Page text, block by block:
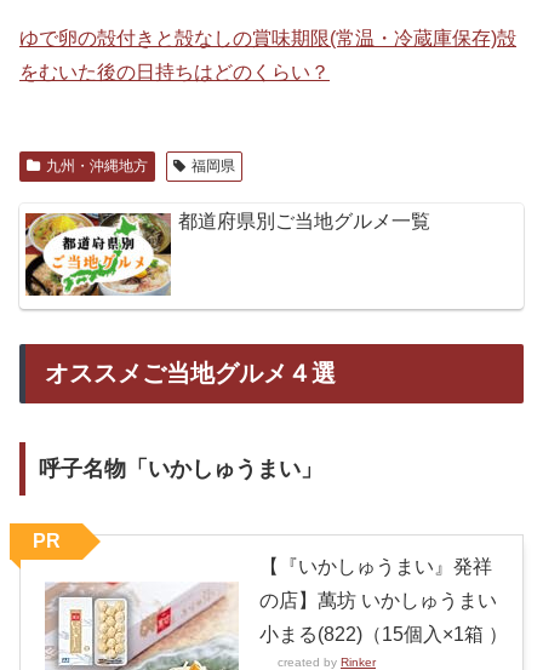
ゆで卵の殻付きと殻なしの賞味期限(常温・冷蔵庫保存)殻
をむいた後の日持ちはどのくらい？
九州・沖縄地方 福岡県
都道府県別ご当地グルメ一覧
オススメご当地グルメ４選
呼子名物「いかしゅうまい」
【『いかしゅうまい』発祥
の店】萬坊 いかしゅうまい
小まる(822)（15個入×1箱 ）
created by Rinker
PR